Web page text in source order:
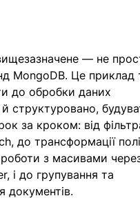
— не
MongoDB. Це приклад
до обробки даних
й структуровано,
за кроком: від
до трансформації
з масивами
і до групування та
документів.